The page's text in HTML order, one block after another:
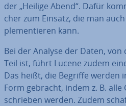
der „Heilige Abend“. Dafür
cher zum Einsatz, die man
ple­men­tie­ren kann.
Bei der Analyse der Daten,
Teil ist, führt Lucene zudem
Das heißt, die Begriffe werden
Form gebracht, indem z. B.
schrie­ben werden. Zudem